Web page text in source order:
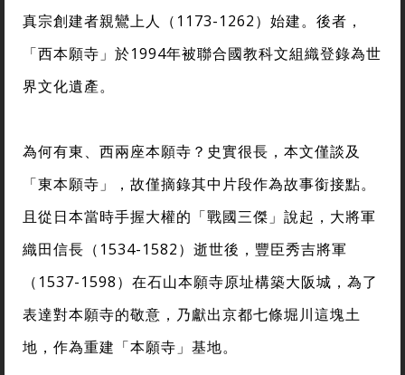
真宗創建者親鸞上人（1173-1262）始建。後者，
「西本願寺」於1994年被聯合國教科文組織登錄為世
界文化遺產。
為何有東、西兩座本願寺？史實很長，本文僅談及
「東本願寺」，故僅摘錄其中片段作為故事銜接點。
且從日本當時手握大權的「戰國三傑」說起，大將軍
織田信長（1534-1582）逝世後，豐臣秀吉將軍
（1537-1598）在石山本願寺原址構築大阪城，為了
表達對本願寺的敬意，乃獻出京都七條堀川這塊土
地，作為重建「本願寺」基地。